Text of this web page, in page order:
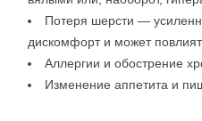
Потеря шерсти —
дискомфорт и может
Аллергии и обострение
Изменение аппетита и